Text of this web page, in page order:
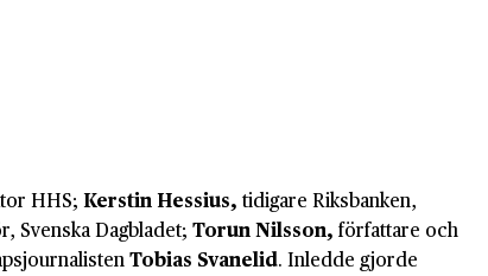
HHS; Kerstin Hessius, tidigare Riksbanken,
Svenska Dagbladet; Torun Nilsson, författare och
Tobias Svanelid. Inledde gjorde